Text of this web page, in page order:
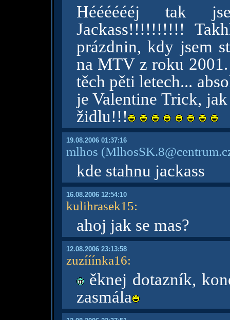
Hééééééj tak
Jackass!!!!!!!!!!
prázdnin, kdy jsem
na MTV z roku
těch pěti letech...
je Valentine Trick,
židlu!!!
19.08.2006 01:37:16
mlhos
kde stahnu jackass
16.08.2006 12:54:10
kulihrasek15:
ahoj jak se mas?
12.08.2006 23:13:58
zuzííínka16:
ěknej dotazník,
zasmála